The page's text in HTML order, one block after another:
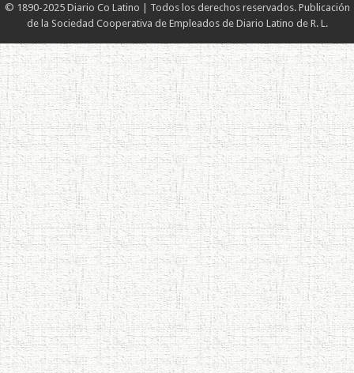
© 1890-2025 Diario Co Latino | Todos los derechos reservados. Publicación
de la Sociedad Cooperativa de Empleados de Diario Latino de R. L.